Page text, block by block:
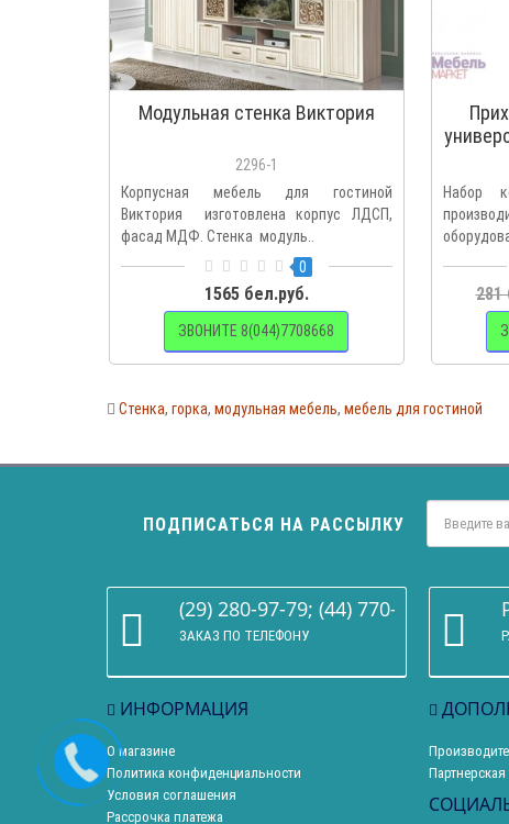
Модульная стенка Виктория
2296-1
Корпусная мебель для гостиной
Виктория изготовлена корпус ЛДСП,
фасад МДФ. Стенка модуль..
0
1565 бел.руб.
ЗВОНИТЕ 8(044)7708668
Набор
281
Стенка, горка, модульная мебель, мебель для гостиной
ПОДПИСАТЬСЯ НА РАССЫЛКУ
(29) 280-97-79; (44) 770-86-68
ЗАКАЗ ПО ТЕЛЕФОНУ
ИНФОРМАЦИЯ
О магазине
Политика конфиденциальности
Условия соглашения
Рассрочка платежа